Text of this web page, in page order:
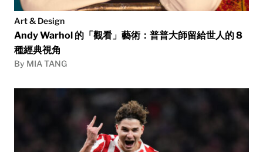
Art & Design
Andy Warhol 的「觀看」藝術：普普大師留給世人的 8
種經典視角
By MIA TANG